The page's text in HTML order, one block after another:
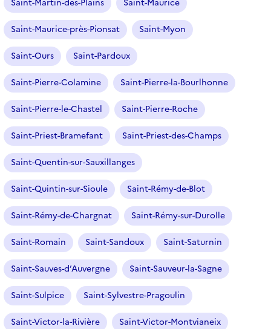
Saint-Martin-des-Plains Saint-Maurice
Saint-Maurice-près-Pionsat Saint-Myon
Saint-Ours Saint-Pardoux
Saint-Pierre-Colamine Saint-Pierre-la-Bourlhonne
Saint-Pierre-le-Chastel Saint-Pierre-Roche
Saint-Priest-Bramefant Saint-Priest-des-Champs
Saint-Quentin-sur-Sauxillanges
Saint-Quintin-sur-Sioule Saint-Rémy-de-Blot
Saint-Rémy-de-Chargnat Saint-Rémy-sur-Durolle
Saint-Romain Saint-Sandoux Saint-Saturnin
Saint-Sauves-d’Auvergne Saint-Sauveur-la-Sagne
Saint-Sulpice Saint-Sylvestre-Pragoulin
Saint-Victor-la-Rivière Saint-Victor-Montvianeix